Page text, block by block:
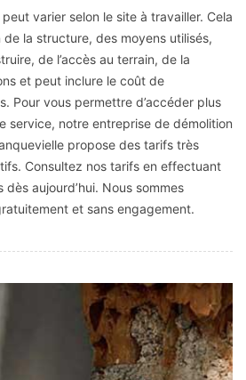
varier selon le site à travailler. Cela
la structure, des moyens utilisés,
de l’accès au terrain, de la
et peut inclure le coût de
Pour vous permettre d’accéder plus
service, notre entreprise de démolition
propose des tarifs très
Consultez nos tarifs en effectuant
aujourd’hui. Nous sommes
et sans engagement.